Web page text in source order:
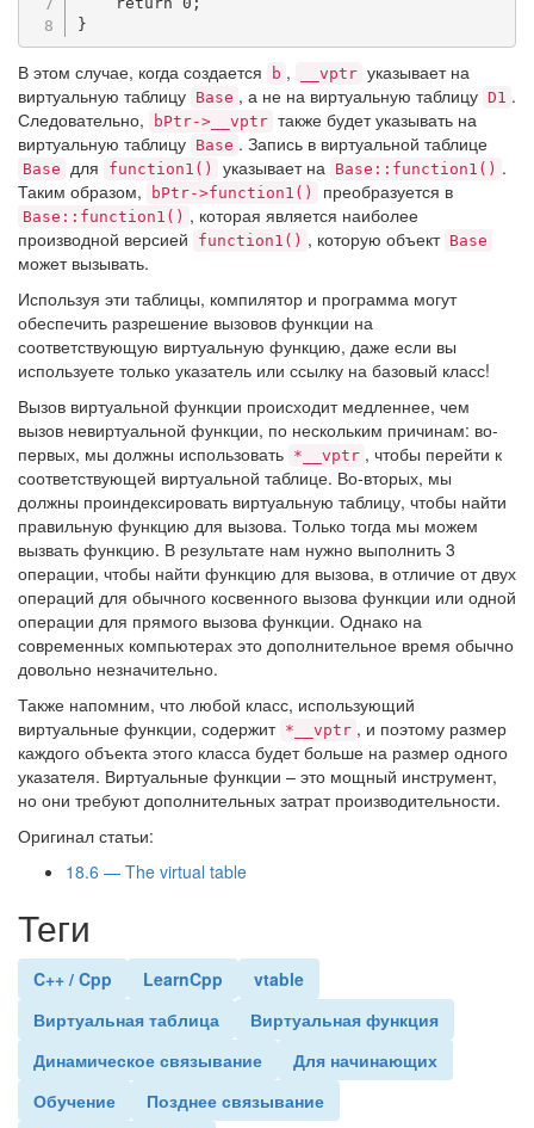
}
В этом случае, когда создается b , __vptr указывает на
виртуальную таблицу Base , а не на виртуальную таблицу D1 .
Следовательно,
bPtr->__vptr также будет указывать на
виртуальную таблицу Base . Запись в виртуальной таблице
Base для function1() указывает на Base::function1() .
Таким образом,
bPtr->function1() преобразуется в
Base::function1() , которая является наиболее
производной версией
function1() , которую объект Base
может вызывать.
Используя эти таблицы, компилятор и программа могут
обеспечить разрешение вызовов функции на
соответствующую виртуальную функцию, даже если вы
используете только указатель или ссылку на базовый класс!
Вызов виртуальной функции происходит медленнее, чем
вызов невиртуальной функции, по нескольким причинам: во-
первых, мы должны использовать *__vptr , чтобы перейти к
соответствующей виртуальной таблице. Во-вторых, мы
должны проиндексировать виртуальную таблицу, чтобы найти
правильную функцию для вызова. Только тогда мы можем
вызвать функцию. В результате нам нужно выполнить 3
операции, чтобы найти функцию для вызова, в отличие от двух
операций для обычного косвенного вызова функции или одной
операции для прямого вызова функции. Однако на
современных компьютерах это дополнительное время обычно
довольно незначительно.
Также напомним, что любой класс, использующий
виртуальные функции, содержит *__vptr , и поэтому размер
каждого объекта этого класса будет больше на размер одного
указателя. Виртуальные функции – это мощный инструмент,
но они требуют дополнительных затрат производительности.
Оригинал статьи:
18.6 — The virtual table
Теги
C++ / Cpp LearnCpp
vtable
Виртуальная таблица
Виртуальная функция
Динамическое связывание
Для начинающих
Обучение
Позднее связывание